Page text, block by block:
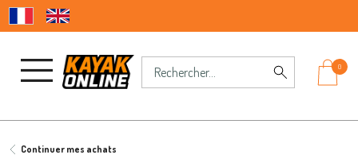
0
Continuer mes achats